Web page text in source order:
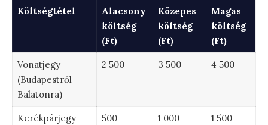
Költségtétel
Alacsony
költség
(Ft)
Közepes
költség
(Ft)
Magas
költség
(Ft)
Vonatjegy
(Budapestről
Balatonra)
2 500 3 500 4 500
Kerékpárjegy
500 1 000 1 500